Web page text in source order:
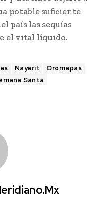
potable suficiente
país las sequías
el vital líquido.
Nayarit
Oromapas
Santa